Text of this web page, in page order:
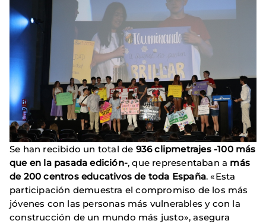
Se han recibido un total de 936 clipmetrajes -100 más
que en la pasada edición-, que representaban a más
de 200 centros educativos de toda España. «Esta
participación demuestra el compromiso de los más
jóvenes con las personas más vulnerables y con la
construcción de un mundo más justo», asegura